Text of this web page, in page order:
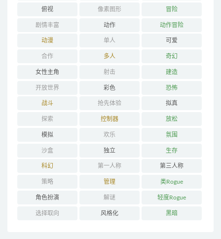
俯视 像素图形 冒险
剧情丰富 动作 动作冒险
动漫 单人 可爱
合作 多人 奇幻
女性主角 射击 建造
开放世界 彩色 恐怖
战斗 抢先体验 拟真
探索 控制器 放松
模拟 欢乐 氛围
沙盒 独立 生存
科幻 第一人称 第三人称
策略 管理 类Rogue
角色扮演 解谜 轻度Rogue
选择取向 风格化 黑暗